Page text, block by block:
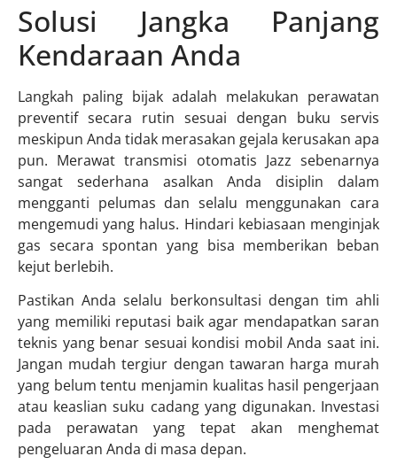
Solusi Jangka Panjang
Kendaraan Anda
Langkah paling bijak adalah melakukan perawatan
preventif secara rutin sesuai dengan buku servis
meskipun Anda tidak merasakan gejala kerusakan apa
pun. Merawat transmisi otomatis Jazz sebenarnya
sangat sederhana asalkan Anda disiplin dalam
mengganti pelumas dan selalu menggunakan cara
mengemudi yang halus. Hindari kebiasaan menginjak
gas secara spontan yang bisa memberikan beban
kejut berlebih.
Pastikan Anda selalu berkonsultasi dengan tim ahli
yang memiliki reputasi baik agar mendapatkan saran
teknis yang benar sesuai kondisi mobil Anda saat ini.
Jangan mudah tergiur dengan tawaran harga murah
yang belum tentu menjamin kualitas hasil pengerjaan
atau keaslian suku cadang yang digunakan. Investasi
pada perawatan yang tepat akan menghemat
pengeluaran Anda di masa depan.